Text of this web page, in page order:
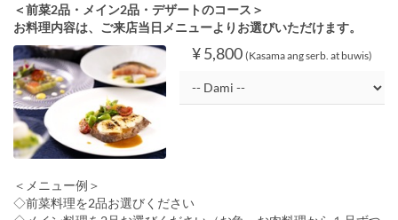
＜前菜2品・メイン2品・デザートのコース＞
お料理内容は、ご来店当日メニューよりお選びいただけます。
¥ 5,800 (Kasama ang serb. at buwis)
＜メニュー例＞
◇前菜料理を2品お選びください